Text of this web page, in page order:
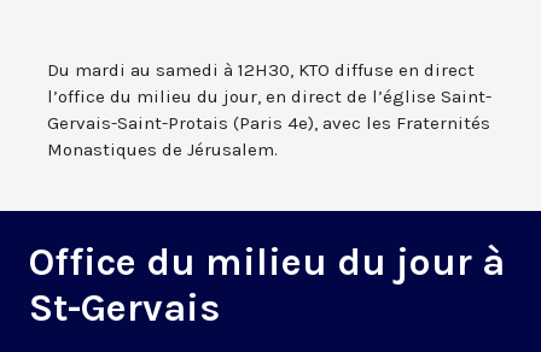
Du mardi au samedi à 12H30, KTO diffuse en direct
l’office du milieu du jour, en direct de l’église Saint-
Gervais-Saint-Protais (Paris 4e), avec les Fraternités
Monastiques de Jérusalem.
Office du milieu du jour à
St-Gervais